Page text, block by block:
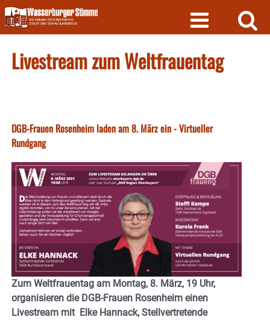
Skip
to
content
Livestream zum Weltfrauentag
DGB-Frauen Rosenheim laden am 8. März ein - Virtueller
Rundgang
Zum Weltfrauentag am Montag, 8. März, 19 Uhr,
organisieren die DGB-Frauen Rosenheim einen
Livestream mit Elke Hannack, Stellvertretende